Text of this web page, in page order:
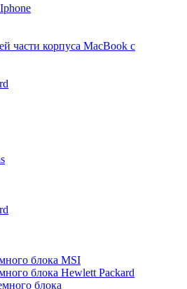
части корпуса MacBook с
блока MSI
блока Hewlett Packard
блока